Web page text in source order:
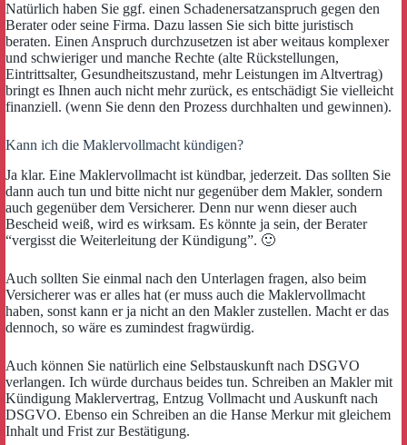
Natürlich haben Sie ggf. einen Schadenersatzanspruch gegen den
Berater oder seine Firma. Dazu lassen Sie sich bitte juristisch
beraten. Einen Anspruch durchzusetzen ist aber weitaus komplexer
und schwieriger und manche Rechte (alte Rückstellungen,
Eintrittsalter, Gesundheitszustand, mehr Leistungen im Altvertrag)
bringt es Ihnen auch nicht mehr zurück, es entschädigt Sie vielleicht
finanziell. (wenn Sie denn den Prozess durchhalten und gewinnen).
Kann ich die Maklervollmacht kündigen?
Ja klar. Eine Maklervollmacht ist kündbar, jederzeit. Das sollten Sie
dann auch tun und bitte nicht nur gegenüber dem Makler, sondern
auch gegenüber dem Versicherer. Denn nur wenn dieser auch
Bescheid weiß, wird es wirksam. Es könnte ja sein, der Berater
“vergisst die Weiterleitung der Kündigung”. 🙂
Auch sollten Sie einmal nach den Unterlagen fragen, also beim
Versicherer was er alles hat (er muss auch die Maklervollmacht
haben, sonst kann er ja nicht an den Makler zustellen. Macht er das
dennoch, so wäre es zumindest fragwürdig.
Auch können Sie natürlich eine Selbstauskunft nach DSGVO
verlangen. Ich würde durchaus beides tun. Schreiben an Makler mit
Kündigung Maklervertrag, Entzug Vollmacht und Auskunft nach
DSGVO. Ebenso ein Schreiben an die Hanse Merkur mit gleichem
Inhalt und Frist zur Bestätigung.